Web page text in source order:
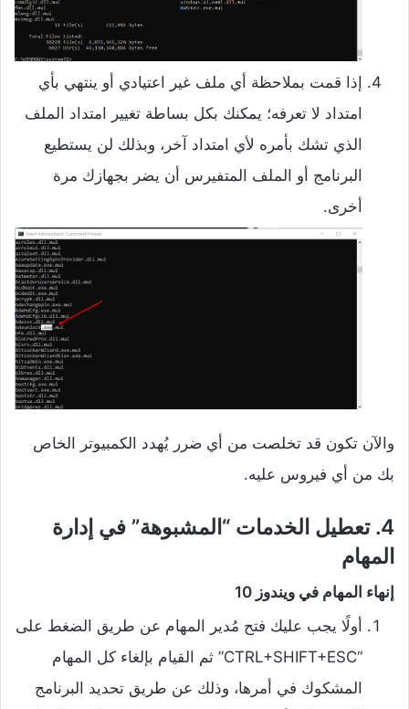
إذا قمت بملاحظة أي ملف غير اعتيادي أو ينتهي بأي
امتداد لا تعرفه؛ يمكنك بكل بساطة تغيير امتداد الملف
الذي تشك بأمره لأي امتداد آخر، وبذلك لن يستطيع
البرنامج أو الملف المتفيرس أن يضر بجهازك مرة
أخرى.
والآن تكون قد تخلصت من أي ضرر يُهدد الكمبيوتر الخاص
بك من أي فيروس عليه.
4. تعطيل الخدمات “المشبوهة” في إدارة
المهام
إنهاء المهام في ويندوز 10
أولًا يجب عليك فتح مُدير المهام عن طريق الضغط على
“CTRL+SHIFT+ESC” ثم القيام بإلغاء كل المهام
المشكوك في أمرها، وذلك عن طريق تحديد البرنامج